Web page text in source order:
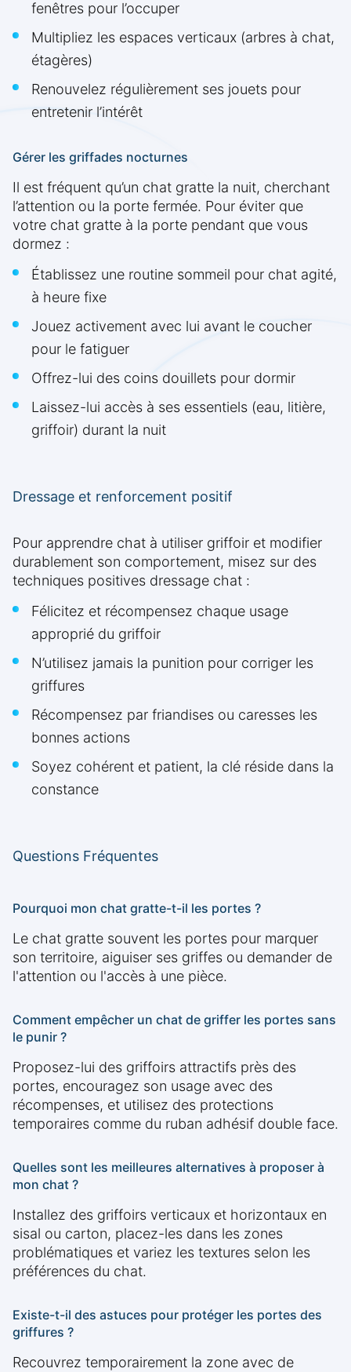
fenêtres pour l’occuper
Multipliez les espaces verticaux (arbres à chat,
étagères)
Renouvelez régulièrement ses jouets pour
entretenir l’intérêt
Gérer les griffades nocturnes
Il est fréquent qu’un chat gratte la nuit, cherchant
l’attention ou la porte fermée. Pour éviter que
votre chat gratte à la porte pendant que vous
dormez :
Établissez une routine sommeil pour chat agité,
à heure fixe
Jouez activement avec lui avant le coucher
pour le fatiguer
Offrez-lui des coins douillets pour dormir
Laissez-lui accès à ses essentiels (eau, litière,
griffoir) durant la nuit
Dressage et renforcement positif
Pour apprendre chat à utiliser griffoir et modifier
durablement son comportement, misez sur des
techniques positives dressage chat :
Félicitez et récompensez chaque usage
approprié du griffoir
N’utilisez jamais la punition pour corriger les
griffures
Récompensez par friandises ou caresses les
bonnes actions
Soyez cohérent et patient, la clé réside dans la
constance
Questions Fréquentes
Pourquoi mon chat gratte-t-il les portes ?
Le chat gratte souvent les portes pour marquer
son territoire, aiguiser ses griffes ou demander de
l'attention ou l'accès à une pièce.
Comment empêcher un chat de griffer les portes sans
le punir ?
Proposez-lui des griffoirs attractifs près des
portes, encouragez son usage avec des
récompenses, et utilisez des protections
temporaires comme du ruban adhésif double face.
Quelles sont les meilleures alternatives à proposer à
mon chat ?
Installez des griffoirs verticaux et horizontaux en
sisal ou carton, placez-les dans les zones
problématiques et variez les textures selon les
préférences du chat.
Existe-t-il des astuces pour protéger les portes des
griffures ?
Recouvrez temporairement la zone avec de